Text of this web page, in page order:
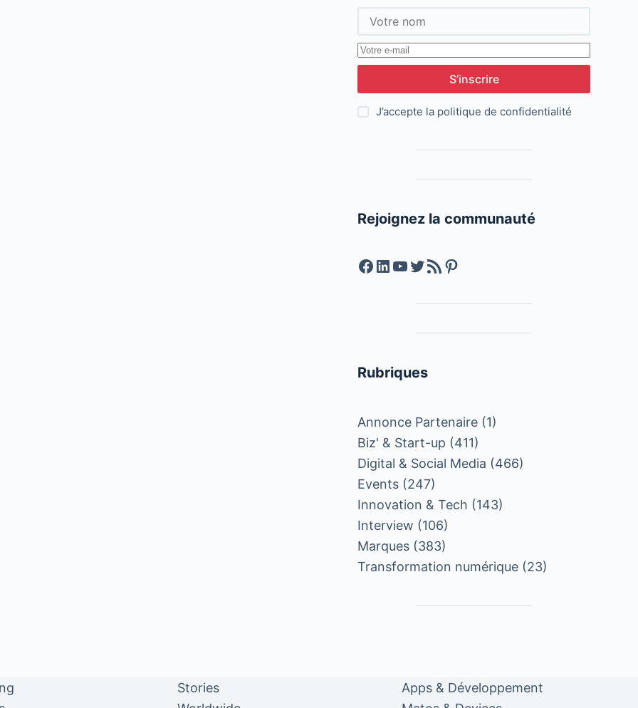
S’inscrire
J’accepte la politique de confidentialité
Rejoignez la communauté
Facebook
LinkedIn
YouTube
Twitter
Feed RSSPinterest
Rubriques
Annonce Partenaire (1)
Biz' & Start-up (411)
Digital & Social Media (466)
Events (247)
Innovation & Tech (143)
Interview (106)
Marques (383)
Transformation numérique (23)
Stories
Apps & Développement